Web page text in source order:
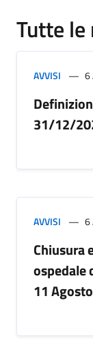
Tutte
AVVISI 6
31/12/
AVVISI 6
Chiusura
ospedale
11 Agosto